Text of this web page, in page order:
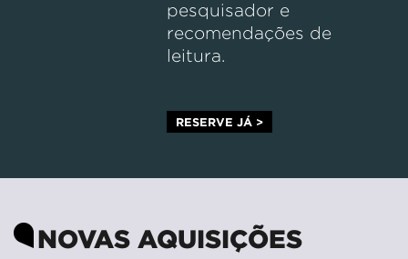
pesquisador e
recomendações de
leitura.
RESERVE JÁ >
NOVAS AQUISIÇÕES